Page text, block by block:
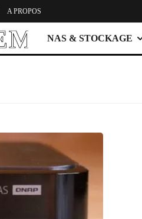
A PROPOS
NAS & STOCKAGE